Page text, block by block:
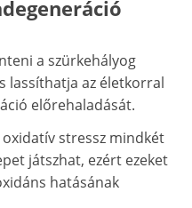
a szürkehályog
lassíthatja az életkorral
előrehaladását.
oxidatív stressz mindkét
játszhat, ezért ezeket
hatásának